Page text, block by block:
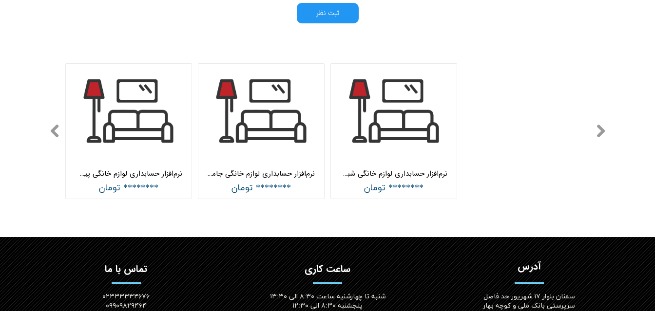
ثبت نظر
نرم‌افزار حسابداری لوازم خانگی پیشرفته هلو APEX
******** تومان
نرم‌افزار حسابداری لوازم خانگی جامع هلو APEX
******** تومان
نرم‌افزار حسابداری لوازم خانگی شبکه هلو APEX
******** تومان
آدرس
سمنان بلوار ۱۷ شهریور حد فاصل
سرپرستی بانک ملی و کوچه بهار
ساعت کاری
شنبه تا چهارشنبه ساعت ۸:۳۰ الی ۱۳:۳۰
پنجشنبه ۸:۳۰ الی ۱۲:۳۰​​​​​​​
تماس با ما
۰۲۳۳۳۳۳۴۶۷۶
۰۹۹۰۹۸۲۹۴۶۴